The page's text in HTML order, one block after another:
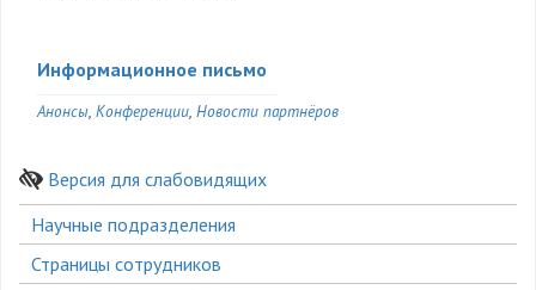
Информационное письмо
Анонсы Конференции Новости партнёров
Версия для слабовидящих
Боковое
меню
Научные подразделения
Страницы сотрудников